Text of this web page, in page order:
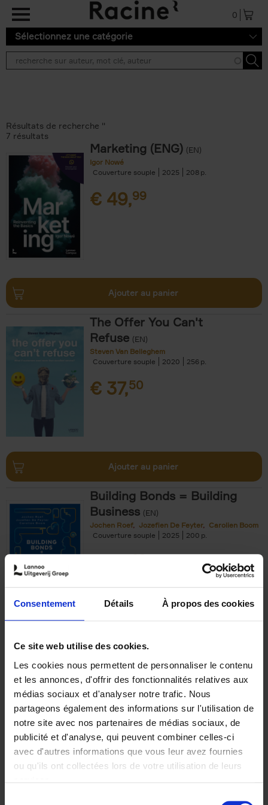
Consentement Détails À propos des cookies
Ce site web utilise des cookies.
Les cookies nous permettent de personnaliser le contenu
et les annonces, d'offrir des fonctionnalités relatives aux
médias sociaux et d'analyser notre trafic. Nous
partageons également des informations sur l'utilisation de
notre site avec nos partenaires de médias sociaux, de
publicité et d'analyse, qui peuvent combiner celles-ci
avec d'autres informations que vous leur avez fournies
ou qu'ils ont collectées lors de votre utilisation de leurs
Aller au contenu principal
0
Sélectionnez une catégorie
Résultats de recherche ''
7 résultats
Marketing (ENG) (EN)
Igor Nowé
Couverture souple
2025 208
€ 49,99
Ajouter au panier
The Offer You Can't
Refuse (EN)
Steven Van Belleghem
Couverture souple
2020 256
€ 37,50
Ajouter au panier
Building Bonds = Building
Business (EN)
Jochen Roef Jozefien De Feyter
Carolien Boom
Couverture souple
2025 200
€29,99
Optichannel Retail. Beyond
the Digital Hysteria
Gino Van Ossel
Autre finition
2019 350
€29,99